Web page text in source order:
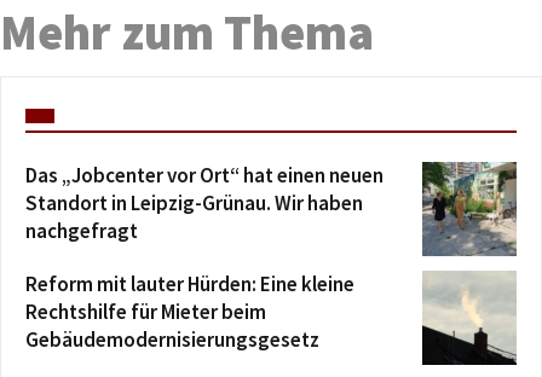
Mehr zum Thema
Das „Jobcenter vor Ort“ hat einen neuen
Standort in Leipzig-Grünau. Wir haben
nachgefragt
Reform mit lauter Hürden: Eine kleine
Rechtshilfe für Mieter beim
Gebäudemodernisierungsgesetz